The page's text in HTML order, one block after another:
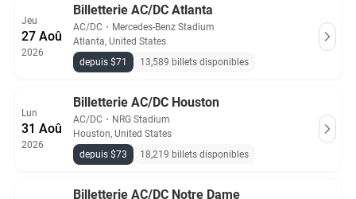
Jeu
27 Aoû
2026
Billetterie AC/DC Atlanta
AC/DC ・ Mercedes-Benz Stadium
Atlanta, United States
depuis $71
13,589 billets disponibles
Lun
31 Aoû
2026
Billetterie AC/DC Houston
AC/DC ・ NRG Stadium
Houston, United States
depuis $73
18,219 billets disponibles
Billetterie AC/DC Notre Dame